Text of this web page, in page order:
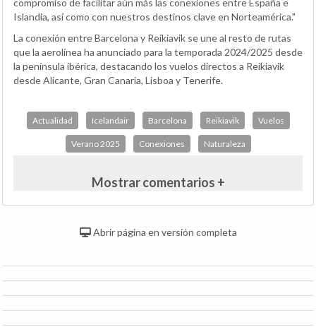
Islandia, así como con nuestros destinos clave en Norteamérica."
La conexión entre Barcelona y Reikiavik se une al resto de rutas
que la aerolínea ha anunciado para la temporada 2024/2025 desde
la península ibérica, destacando los vuelos directos a Reikiavik
desde Alicante, Gran Canaria, Lisboa y Tenerife.
Actualidad Icelandair Barcelona Reikiavik Vuelos
Verano 2025 Conexiones Naturaleza
Mostrar comentarios +
Abrir página en versión completa